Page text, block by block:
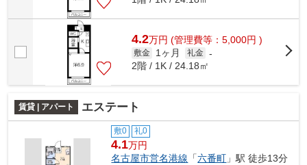
4.2万円 (管理費等：5,000円 )
敷金 1ヶ月 礼金 -
2階 / 1K / 24.18㎡
賃貸 | アパート エステート
敷0 礼0
4.1万円
名古屋市営名港線 「六番町 」駅 徒歩13分